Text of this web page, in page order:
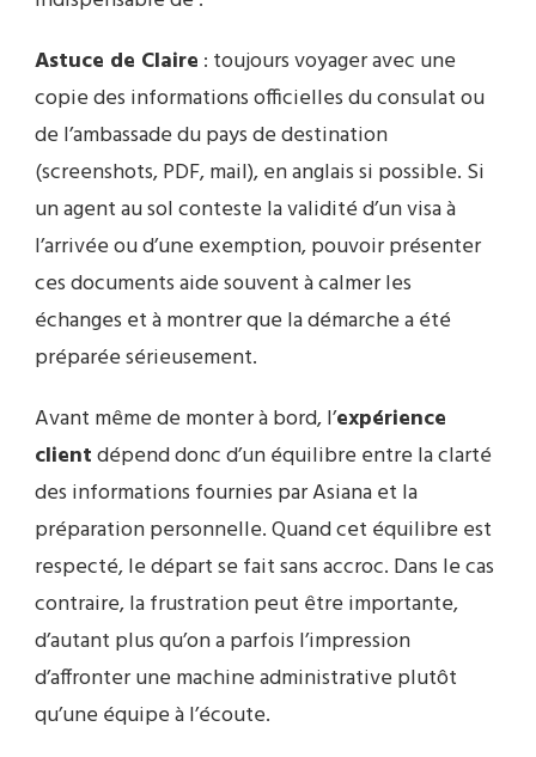
Astuce de Claire : toujours voyager avec une
copie des informations officielles du consulat ou
de l’ambassade du pays de destination
(screenshots, PDF, mail), en anglais si possible. Si
un agent au sol conteste la validité d’un visa à
l’arrivée ou d’une exemption, pouvoir présenter
ces documents aide souvent à calmer les
échanges et à montrer que la démarche a été
préparée sérieusement.
Avant même de monter à bord, l’expérience
clientdépend donc d’un équilibre entre la clarté
des informations fournies par Asiana et la
préparation personnelle. Quand cet équilibre est
respecté, le départ se fait sans accroc. Dans le cas
contraire, la frustration peut être importante,
d’autant plus qu’on a parfois l’impression
d’affronter une machine administrative plutôt
qu’une équipe à l’écoute.